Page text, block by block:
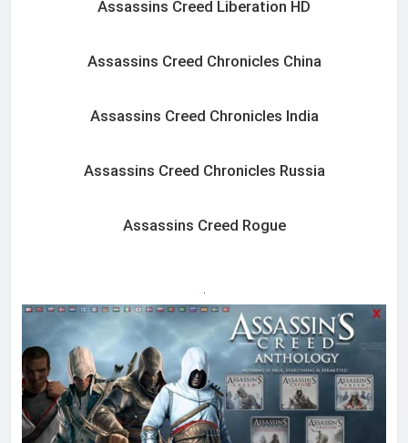
Assassins Creed Liberation HD
Assassins Creed Chronicles China
Assassins Creed Chronicles India
Assassins Creed Chronicles Russia
Assassins Creed Rogue